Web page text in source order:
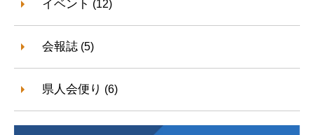
イベント (12)
会報誌 (5)
県人会便り (6)